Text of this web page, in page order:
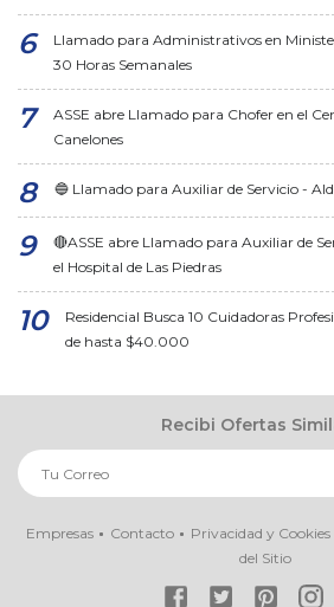
Llamado para Administrativos en
30 Horas Semanales
ASSE abre Llamado para Chofer en el
Canelones
🔵 Llamado para Auxiliar de Servicio -
🔴ASSE abre Llamado para Auxiliar de
el Hospital de Las Piedras
Residencial Busca 10 Cuidadoras
de hasta $40.000
Recibi Ofertas
Empresas Contacto Privacidad y Cookies
del Sitio